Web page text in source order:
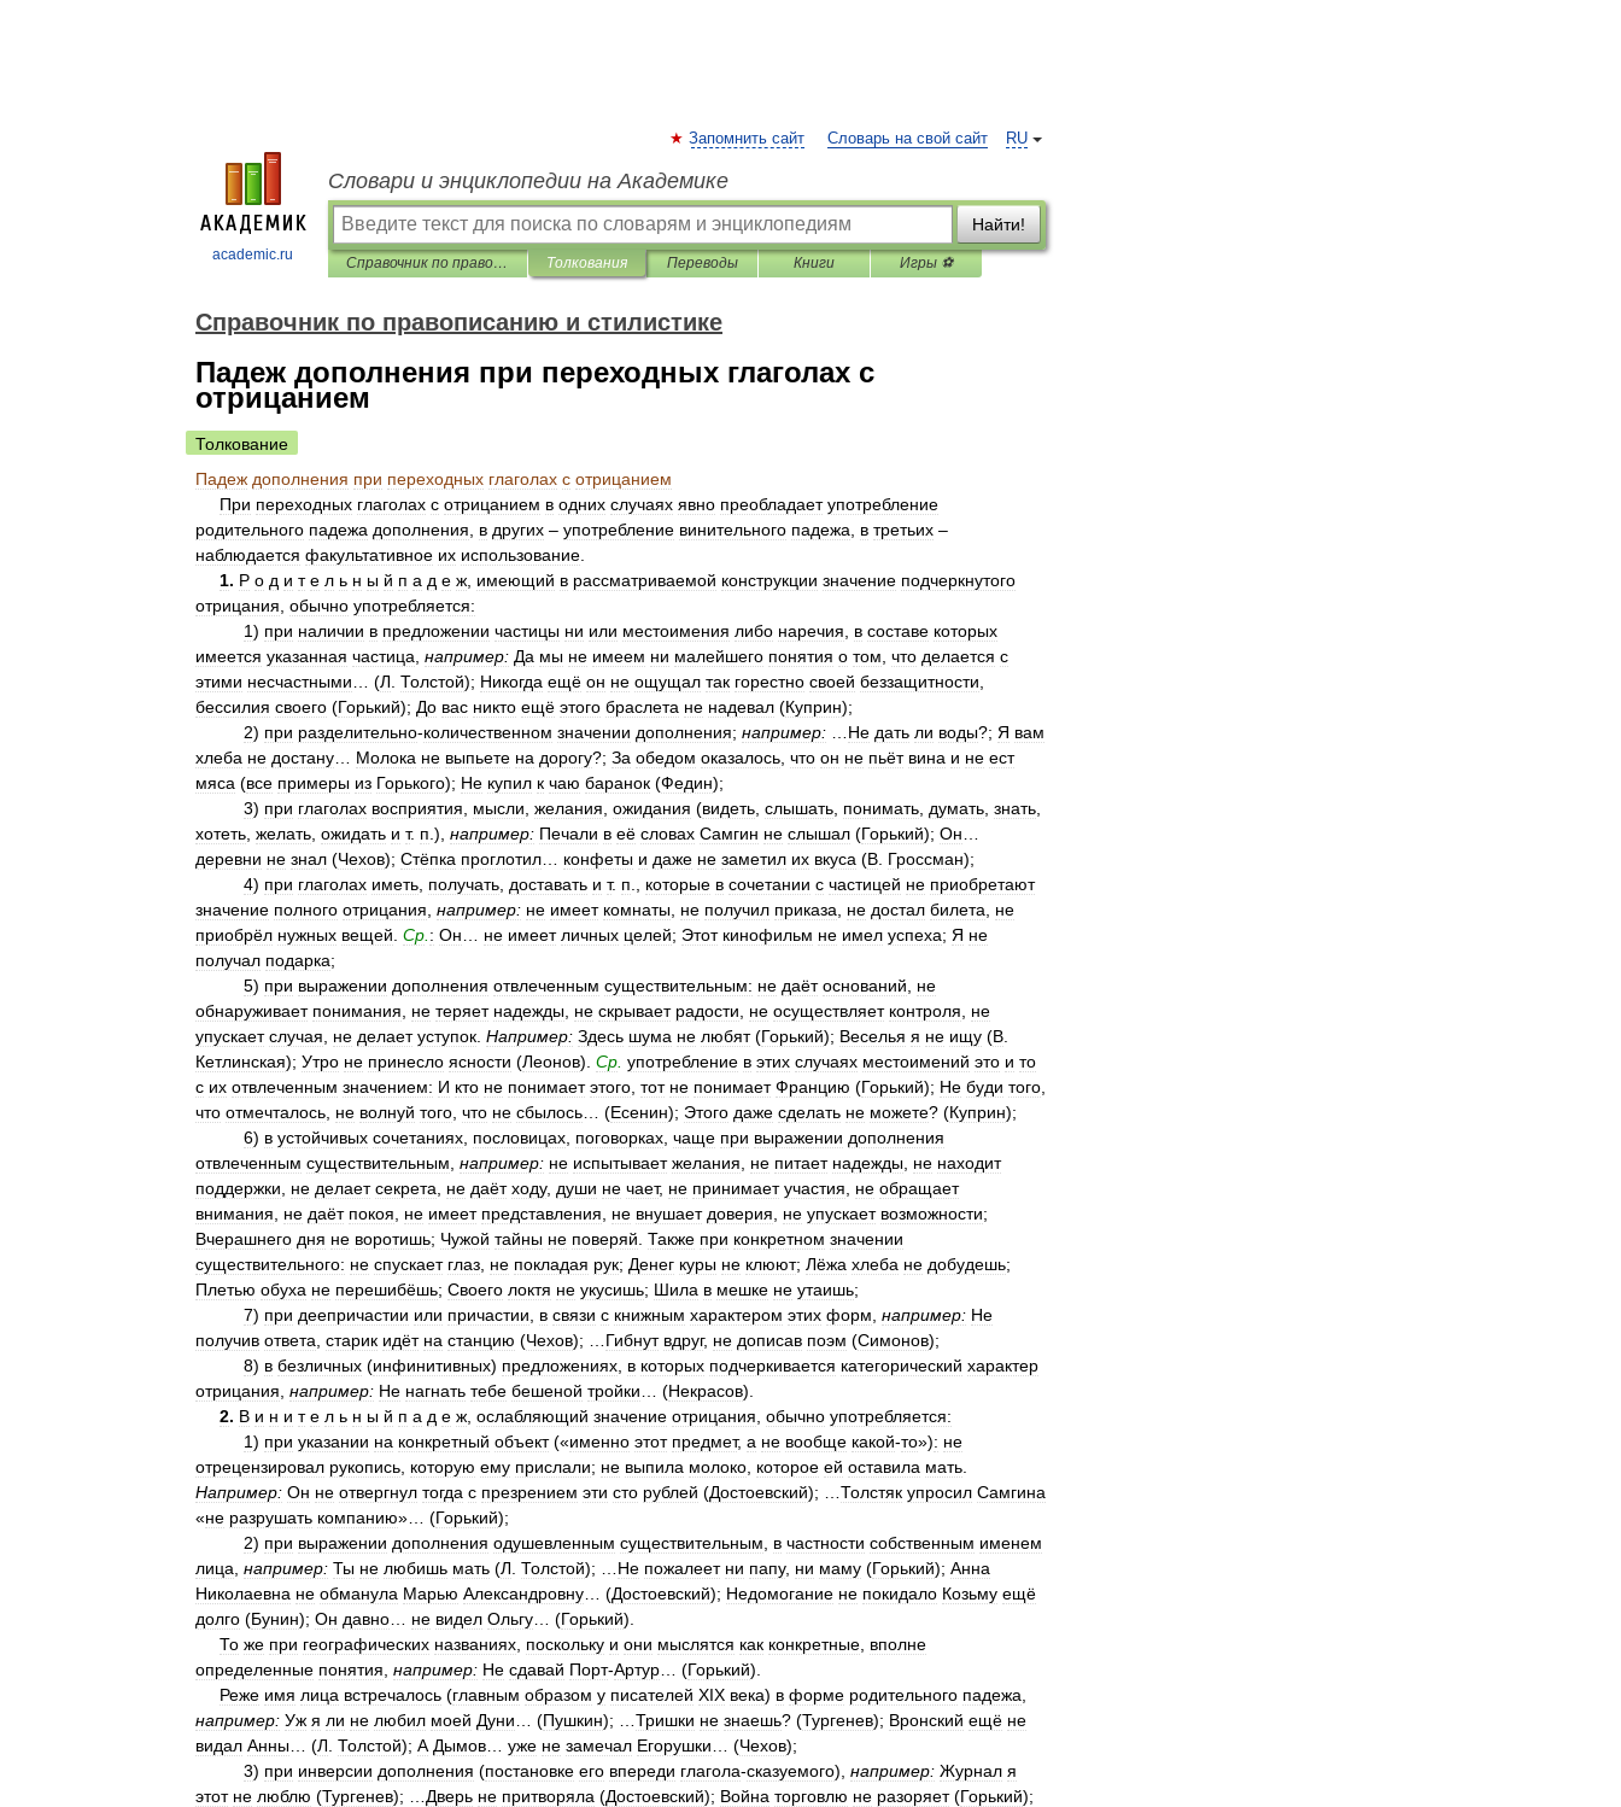
academic.ru
RU
Запомнить сайт Словарь на свой сайт
Словари и энциклопедии на Академике
Найти!
Справочник по правописанию и стилистике Толкования Переводы Книги Игры ⚽
Справочник по правописанию и стилистике
Падеж дополнения при переходных глаголах с
отрицанием
Толкование
Падеж дополнения при переходных глаголах с отрицанием
При переходных глаголах с отрицанием в одних случаях явно преобладает употребление
родительного падежа дополнения в других – употребление винительного падежа в третьих –
наблюдается факультативное их использование
1. Р о д и т е л ь н ы й п а д е ж имеющий в рассматриваемой конструкции значение подчеркнутого
отрицания обычно употребляется:
1) при наличии в предложении частицы ни или местоимения либо наречия в составе которых
имеется указанная частица например: Да мы не имеем ни малейшего понятия о том что делается с
этими несчастными … (Л Толстой); Никогда ещё он не ощущал так горестно своей беззащитности
бессилия своего (Горький); До вас никто ещё этого браслета не надевал (Куприн);
2) при разделительно-количественном значении дополнения; например: Не дать ли воды?; Я вам
хлеба не достану Молока не выпьете на дорогу?; За обедом оказалось что он не пьёт вина и не ест
мяса (все примеры из Горького); Не купил к чаю баранок (Федин);
3) при глаголах восприятия мысли желания ожидания (видеть слышать понимать думать знать
хотеть желать ожидать и т. п .), например: Печали в её словах Самгин не слышал (Горький); Он
деревни не знал (Чехов); Стёпка проглотил конфеты и даже не заметил их вкуса (В Гроссман);
4) при глаголах иметь получать доставать и т. п которые в сочетании с частицей не приобретают
значение полного отрицания например: не имеет комнаты не получил приказа не достал билета
не
приобрёл нужных вещей Ср : Он не имеет личных целей; Этот кинофильм не имел успеха; Я не
получал подарка;
5) при выражении дополнения отвлеченным существительным: не даёт оснований
не
обнаруживает понимания не теряет надежды не скрывает радости не осуществляет контроля
не
упускает случая не делает уступок Например: Здесь шума не любят(Горький); Веселья я не ищу (В
Кетлинская); Утро не принесло ясности (Леонов). Ср употребление в этих случаях местоимений это и то
с их отвлеченным значением: И кто не понимает этого тот не понимает Францию (Горький); Не буди того
что отмечталось не волнуй того что не сбылось … (Есенин); Этого даже сделать не можете? (Куприн);
6) в устойчивых сочетаниях пословицах поговорках чаще при выражении дополнения
отвлеченным существительным например: не испытывает желания не питает надежды не находит
поддержки
не делает секрета не даёт ходу, души не чает, не принимает участия не обращает
внимания
не даёт покоя не имеет представления не внушает доверия не упускает возможности;
Вчерашнего дня не воротишь; Чужой тайны не поверяй Также при конкретном значении
существительного: не спускает глаз не покладая рук; Денег куры не клюют; Лёжа хлеба не добудешь;
Плетью обуха не перешибёшь; Своего локтя не укусишь; Шила в мешке не утаишь;
7) при деепричастии или причастии в связи с книжным характером этих форм например: Не
получив ответа старик идёт на станцию (Чехов); … Гибнут вдруг, не дописав поэм (Симонов);
8) в безличных (инфинитивных) предложениях в которых подчеркивается категорический характер
отрицания например: Не нагнать тебе бешеной тройки … (Некрасов).
2. В и н и т е л ь н ы й п а д е ж ослабляющий значение отрицания обычно употребляется:
1) при указании на конкретный объект(«именно этот предмет, а не вообще какой-то»): не
отрецензировал рукопись которую ему прислали; не выпила молоко которое ей оставила мать
Например: Он не отвергнул тогда с презрением эти сто рублей (Достоевский); … Толстяк упросил Самгина
«не разрушать компанию»… (Горький);
2) при выражении дополнения одушевленным существительным в частности собственным именем
лица например: Ты не любишь мать (Л Толстой); … Не пожалеет ни папу, ни маму (Горький); Анна
Николаевна не обманула Марью Александровну … (Достоевский); Недомогание не покидало Козьму ещё
долго (Бунин); Он давно не видел Ольгу … (Горький).
То же при географических названиях поскольку и они мыслятся как конкретные вполне
определенные понятия например: Не сдавай Порт-Артур … (Горький).
Реже имя лица встречалось (главным образом у писателей XIX века) в форме родительного падежа
например: Уж я ли не любил моей Дуни … (Пушкин); … Тришки не знаешь? (Тургенев); Вронский ещё не
видал Анны … (Л Толстой); А Дымов уже не замечал Егорушки … (Чехов);
3) при инверсии дополнения (постановке его впереди глагола-сказуемого), например: Журнал я
этот не люблю (Тургенев); … Дверь не притворяла (Достоевский); Война торговлю не разоряет(Горький);